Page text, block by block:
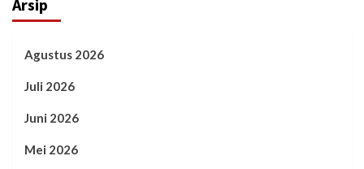
Arsip
Agustus 2026
Juli 2026
Juni 2026
Mei 2026